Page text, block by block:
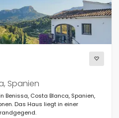
Spanien
Benissa, Costa Blanca, Spanien,
Das Haus liegt in einer